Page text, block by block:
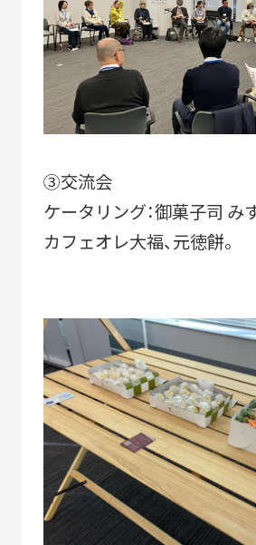
③交流会
ケータリング：御菓子司
カフェオレ大福、元徳餅。